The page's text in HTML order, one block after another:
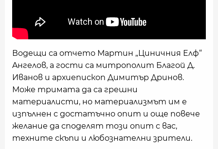
Водещи са отчето Мартин „Циничния Елф“
Aнгелов, а гости са митрополит Благой Д.
Иванов и архиепископ Димитър Дринов.
Може тримата да са грешни
материалисти, но материализмът им е
изпълнен с достатъчно опит и още повече
желание да споделят този опит с вас,
техните скъпи и любознателни зрители.